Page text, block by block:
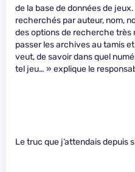
de la base de données de
recherchés par auteur, nom,
des options de recherche très
passer les archives au tamis
veut, de savoir dans quel
tel jeu… » explique le
Le truc que j’attendais depuis